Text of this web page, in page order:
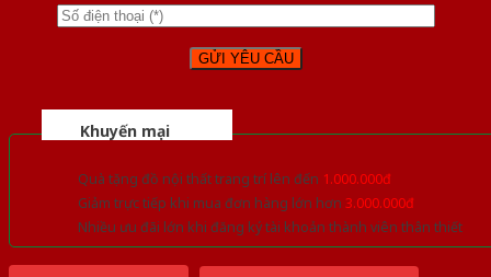
Khuyến mại
Quà tặng đồ nội thất trang trí lên đến 1.000.000đ
Giảm trực tiếp khi mua đơn hàng lớn hơn 3.000.000đ
Nhiều ưu đãi lớn khi đăng ký tài khoản thành viên thân thiết